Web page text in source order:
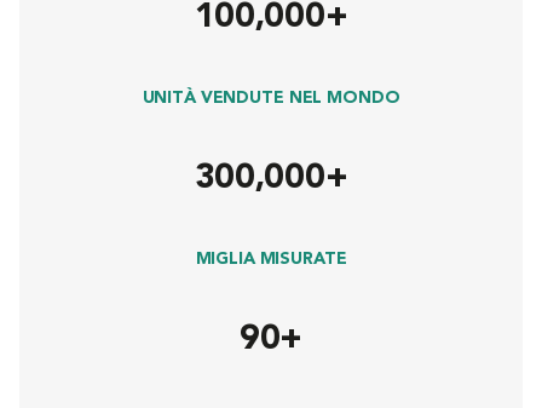
100,000+
UNITÀ VENDUTE NEL MONDO
300,000+
MIGLIA MISURATE
90+